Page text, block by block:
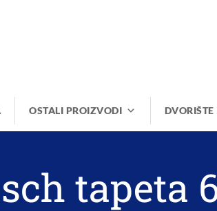
OSTALI PROIZVODI DVORIŠTE
tapeta